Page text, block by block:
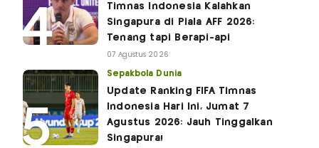
Timnas Indonesia Kalahkan
Singapura di Piala AFF 2026:
Tenang tapi Berapi-api
07 Agustus 2026
Sepakbola Dunia
Update Ranking FIFA Timnas
Indonesia Hari Ini, Jumat 7
Agustus 2026: Jauh Tinggalkan
Singapura!